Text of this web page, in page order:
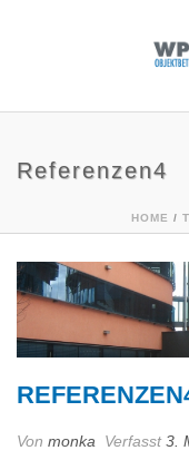
Referenzen4
HOME /
Von monka Verfasst3.